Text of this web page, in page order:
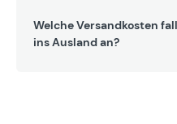
Welche Versandkosten
ins Ausland an?